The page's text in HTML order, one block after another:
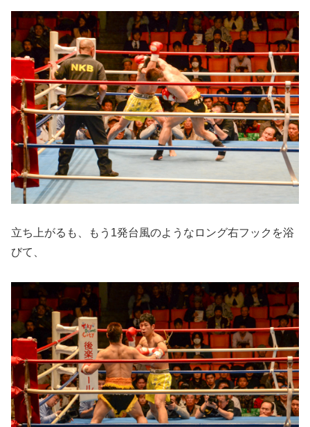
立ち上がるも、もう1発台風のようなロング右フックを浴
びて、